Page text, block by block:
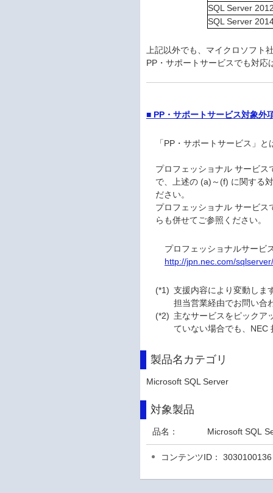
SQL Server
SQL Server
上記以外でも、マイクロソフ
PP・サポートサービスでも対応
■ PP・サポートサービス対象外
「PP・サポートサービス」
プロフェッショナル サービ
で、上述の (a)～(f) に関する
ださい。
プロフェッショナル サービ
らも併せてご参照ください。
プロフェッショナルサービ
http://jpn.nec.com/
(*1) 支援内容により変動しま
担当営業経由でお問い合
(*2) 主なサービスをピックア
ていない場合でも、NEC
製品名カテゴリ
Microsoft SQL Server
対象製品
品名： Microsoft SQL
コンテンツID： 3030100136